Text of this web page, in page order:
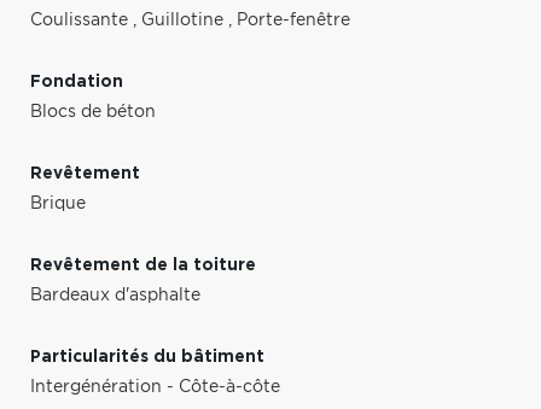
Coulissante , Guillotine , Porte-fenêtre
Fondation
Blocs de béton
Revêtement
Brique
Revêtement de la toiture
Bardeaux d'asphalte
Particularités du bâtiment
Intergénération - Côte-à-côte